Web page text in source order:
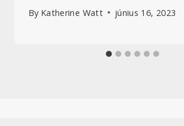
By Katherine Watt június 16, 2023